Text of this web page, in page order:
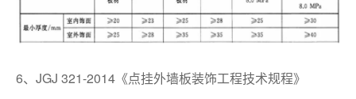
6、JGJ 321-2014《点挂外墙板装饰工程技术规程》